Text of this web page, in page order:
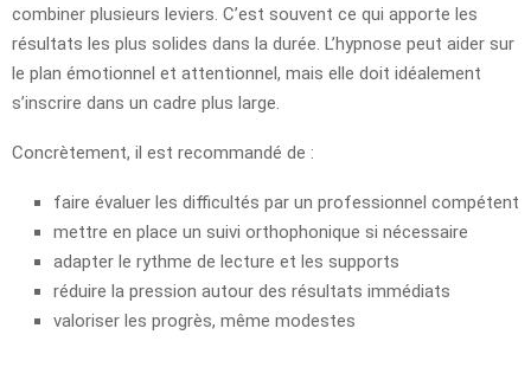
combiner plusieurs leviers. C’est souvent ce qui apporte les
résultats les plus solides dans la durée. L’hypnose peut aider sur
le plan émotionnel et attentionnel, mais elle doit idéalement
s’inscrire dans un cadre plus large.
Concrètement, il est recommandé de :
faire évaluer les difficultés par un professionnel compétent
mettre en place un suivi orthophonique si nécessaire
adapter le rythme de lecture et les supports
réduire la pression autour des résultats immédiats
valoriser les progrès, même modestes